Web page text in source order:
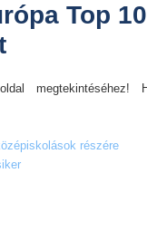
Top
megtekintéséhez!
részére